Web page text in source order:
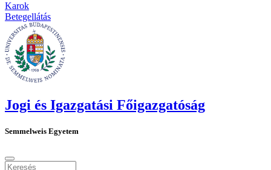
Karok
Betegellátás
Jogi és Igazgatási Főigazgatóság
Semmelweis Egyetem